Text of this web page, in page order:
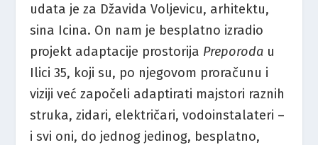
udata je za Džavida Voljevicu, arhitektu,
sina Icina. On nam je besplatno izradio
projekt adaptacije prostorija Preporoda u
Ilici 35, koji su, po njegovom proračunu i
viziji već započeli adaptirati majstori raznih
struka, zidari, električari, vodoinstalateri –
i svi oni, do jednog jedinog, besplatno,